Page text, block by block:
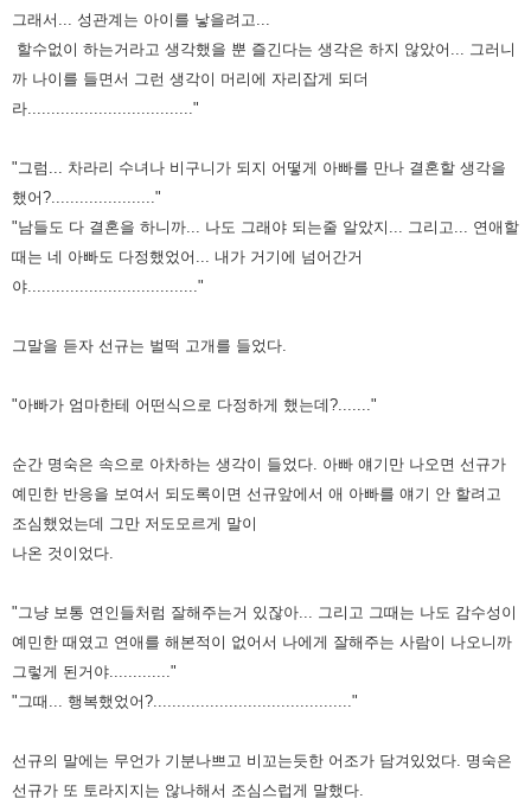
그래서... 성관계는 아이를 낳을려고...
할수없이 하는거라고 생각했을 뿐 즐긴다는 생각은 하지 않았어... 그러니
까 나이를 들면서 그런 생각이 머리에 자리잡게 되더
라..................................."
"그럼... 차라리 수녀나 비구니가 되지 어떻게 아빠를 만나 결혼할 생각을
했어?......................"
"남들도 다 결혼을 하니까... 나도 그래야 되는줄 알았지... 그리고... 연애할
때는 네 아빠도 다정했었어... 내가 거기에 넘어간거
야...................................."
그말을 듣자 선규는 벌떡 고개를 들었다.
"아빠가 엄마한테 어떤식으로 다정하게 했는데?......."
순간 명숙은 속으로 아차하는 생각이 들었다. 아빠 얘기만 나오면 선규가
예민한 반응을 보여서 되도록이면 선규앞에서 애 아빠를 얘기 안 할려고
조심했었는데 그만 저도모르게 말이
나온 것이었다.
"그냥 보통 연인들처럼 잘해주는거 있잖아... 그리고 그때는 나도 감수성이
예민한 때였고 연애를 해본적이 없어서 나에게 잘해주는 사람이 나오니까
그렇게 된거야............."
"그때... 행복했었어?.........................................."
선규의 말에는 무언가 기분나쁘고 비꼬는듯한 어조가 담겨있었다. 명숙은
선규가 또 토라지지는 않나해서 조심스럽게 말했다.